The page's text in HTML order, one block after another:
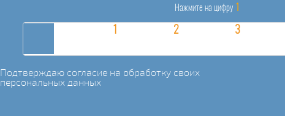
Нажмите на цифру 1
Подтверждаю согласие на обработку своих
персональных данных